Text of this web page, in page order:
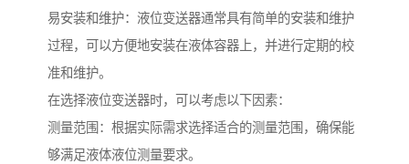
易安装和维护：液位变送器通常具有简单的安装和维护
过程，可以方便地安装在液体容器上，并进行定期的校
准和维护。
在选择液位变送器时，可以考虑以下因素：
测量范围：根据实际需求选择适合的测量范围，确保能
够满足液体液位测量要求。